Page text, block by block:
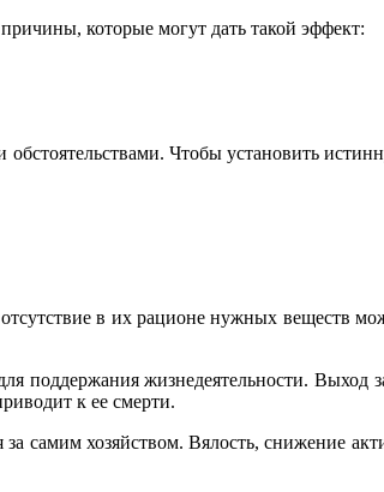
которые могут дать такой эффект:
Чтобы установить
в их рационе нужных веществ
поддержания жизнедеятельности. Выход
к ее смерти.
самим хозяйством. Вялость, снижение